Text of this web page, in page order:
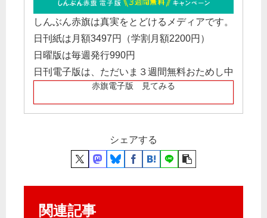
しんぶん赤旗は真実をとどけるメディアです。
日刊紙は月額3497円（学割月額2200円）
日曜版は毎週発行990円
日刊電子版は、ただいま３週間無料おためし中
赤旗電子版 見てみる
シェアする
関連記事